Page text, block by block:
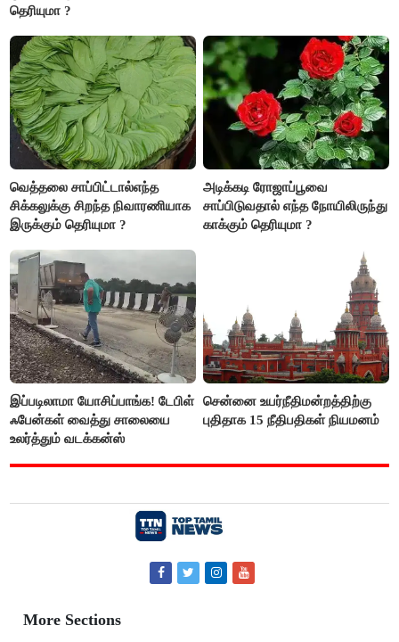
தெரியுமா ?
வெத்தலை சாப்பிட்டால்எந்த
சிக்கலுக்கு சிறந்த நிவாரணியாக
இருக்கும் தெரியுமா ?
அடிக்கடி ரோஜாப்பூவை
சாப்பிடுவதால் எந்த நோயிலிருந்து
காக்கும் தெரியுமா ?
இப்படிலாமா யோசிப்பாங்க! டேபிள்
ஃபேன்கள் வைத்து சாலையை
உலர்த்தும் வடக்கன்ஸ்
சென்னை உயர்நீதிமன்றத்திற்கு
புதிதாக 15 நீதிபதிகள் நியமனம்
More Sections